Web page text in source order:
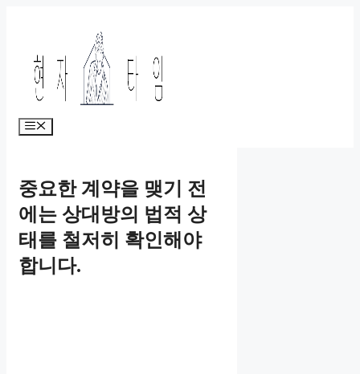
Menu
중요한 계약을 맺기 전
에는 상대방의 법적 상
태를 철저히 확인해야
합니다.